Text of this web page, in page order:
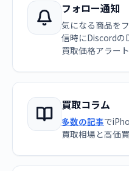
フォロー通知
気になる商品を
信時にDiscordの
買取価格アラー
買取コラム
多数の記事で
買取相場と高価